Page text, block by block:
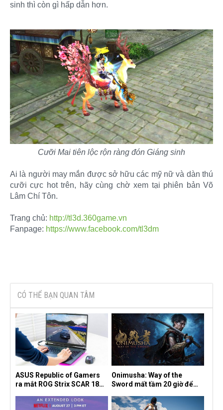
sinh thì còn gì hấp dẫn hơn.
Cưỡi Mai tiên lộc rộn ràng đón Giáng sinh
Ai là người may mắn được sở hữu các mỹ nữ và dàn thú
cưỡi cực hot trên, hãy cùng chờ xem tại phiên bản Võ
Lâm Chí Tôn.
Trang chủ: http://tl3d.360game.vn
Fanpage: https://www.facebook.com/tl3dm
CÓ THỂ BẠN QUAN TÂM
ASUS Republic of Gamers
ra mắt ROG Strix SCAR 18
Onimusha: Way of the
Sword mất tầm 20 giờ để
dành cho newbie và lão làng